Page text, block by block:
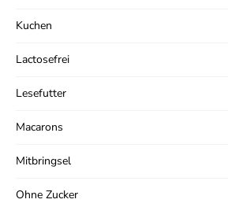
Kuchen
Lactosefrei
Lesefutter
Macarons
Mitbringsel
Ohne Zucker